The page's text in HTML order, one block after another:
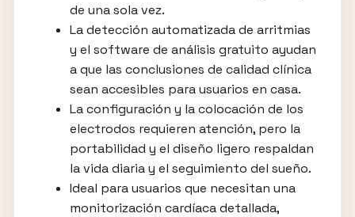
de una sola vez.
La detección automatizada de arritmias
y el software de análisis gratuito ayudan
a que las conclusiones de calidad clínica
sean accesibles para usuarios en casa.
La configuración y la colocación de los
electrodos requieren atención, pero la
portabilidad y el diseño ligero respaldan
la vida diaria y el seguimiento del sueño.
Ideal para usuarios que necesitan una
monitorización cardíaca detallada,